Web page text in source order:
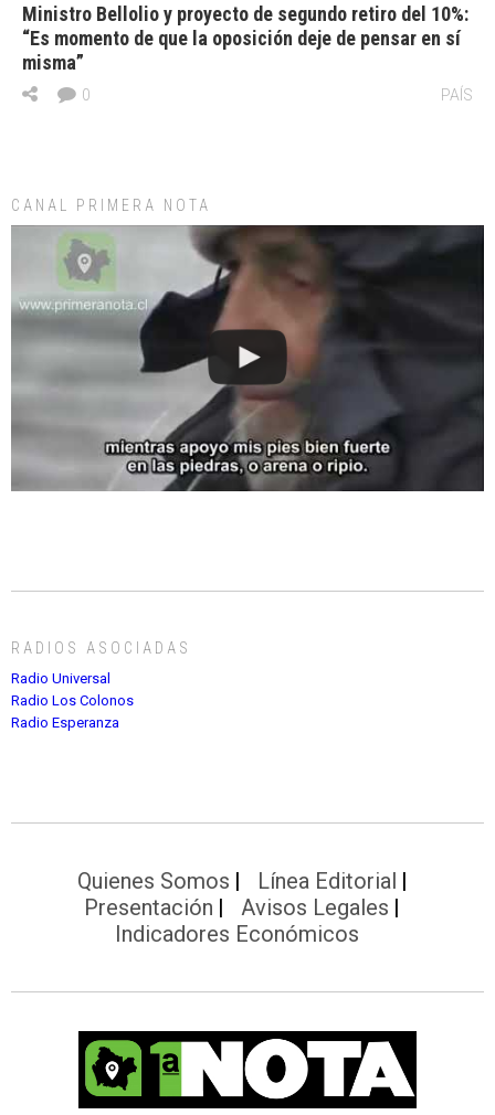
Ministro Bellolio y proyecto de segundo retiro del 10%:
“Es momento de que la oposición deje de pensar en sí
misma”
PAÍS
0
CANAL PRIMERA NOTA
RADIOS ASOCIADAS
Radio Universal
Radio Los Colonos
Radio Esperanza
Quienes Somos
Línea Editorial
Presentación
Avisos Legales
Indicadores Económicos